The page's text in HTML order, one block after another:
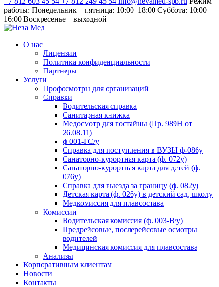
работы: Понедельник – пятница: 10:00–18:00 Суббота: 10:00–
16:00 Воскресенье – выходной
О нас
Лицензии
Политика конфиденциальности
Партнеры
Услуги
Профосмотры для организаций
Справки
Водительская справка
Санитарная книжка
Медосмотр для гостайны (Пр. 989Н от
26.08.11)
ф 001-ГС/у
Справка для поступления в ВУЗЫ ф-086у
Санаторно-курортная карта (ф. 072у)
Санаторно-курортная карта для детей (ф.
076у)
Справка для выезда за границу (ф. 082у)
Детская карта (ф. 026у) в детский сад, школу
Медкомиссия для плавсостава
Комиссии
Водительская комиссия (ф. 003-В/у)
Предрейсовые, послерейсовые осмотры
водителей
Медицинская комиссия для плавсостава
Анализы
Корпоративным клиентам
Новости
Контакты